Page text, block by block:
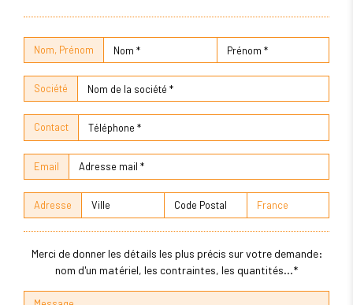
Nom, Prénom
Société
Contact
Email
Adresse
Merci de donner les détails les plus précis sur votre demande:
nom d'un matériel, les contraintes, les quantités...*